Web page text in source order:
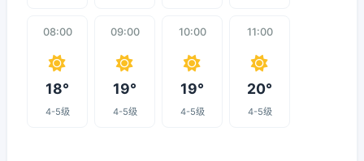
08:00
18°
4-5级
09:00
19°
4-5级
10:00
19°
4-5级
11:00
20°
4-5级